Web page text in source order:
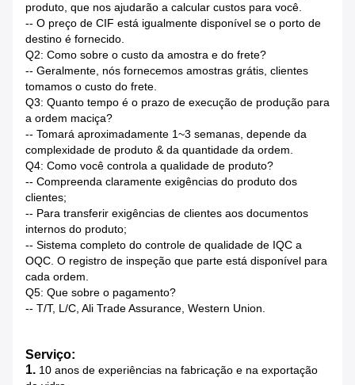
produto, que nos ajudarão a calcular custos para você.
-- O preço de CIF está igualmente disponível se o porto de
destino é fornecido.
Q2: Como sobre o custo da amostra e do frete?
-- Geralmente, nós fornecemos amostras grátis, clientes
tomamos o custo do frete.
Q3: Quanto tempo é o prazo de execução de produção para
a ordem maciça?
-- Tomará aproximadamente 1~3 semanas, depende da
complexidade de produto & da quantidade da ordem.
Q4: Como você controla a qualidade de produto?
-- Compreenda claramente exigências do produto dos
clientes;
-- Para transferir exigências de clientes aos documentos
internos do produto;
-- Sistema completo do controle de qualidade de IQC a
OQC. O registro de inspeção que parte está disponível para
cada ordem.
Q5: Que sobre o pagamento?
-- T/T, L/C, Ali Trade Assurance, Western Union.
Serviço:
1. 10 anos de experiências na fabricação e na exportação